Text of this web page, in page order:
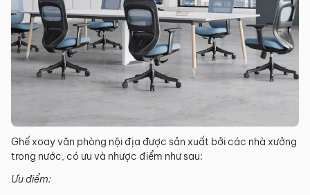
Ghế xoay văn phòng nội địa được sản xuất bởi các nhà xưởng
trong nước, có ưu và nhược điểm như sau:
Ưu điểm: